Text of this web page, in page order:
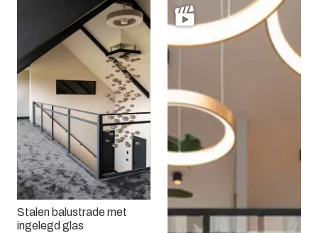
Stalen balustrade met
ingelegd glas